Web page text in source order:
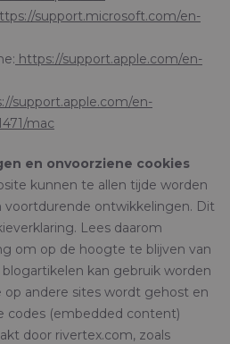
support.microsoft.com/en-
https://support.apple.com/en-
support.apple.com/en-
mac
en onvoorziene cookies
kunnen te allen tijde worden
voortdurende ontwikkelingen. Dit
Lees daarom
om op de hoogte te blijven van
kan gebruik worden
andere sites wordt gehost en
codes (embedded content)
door rivertex.com, zoals